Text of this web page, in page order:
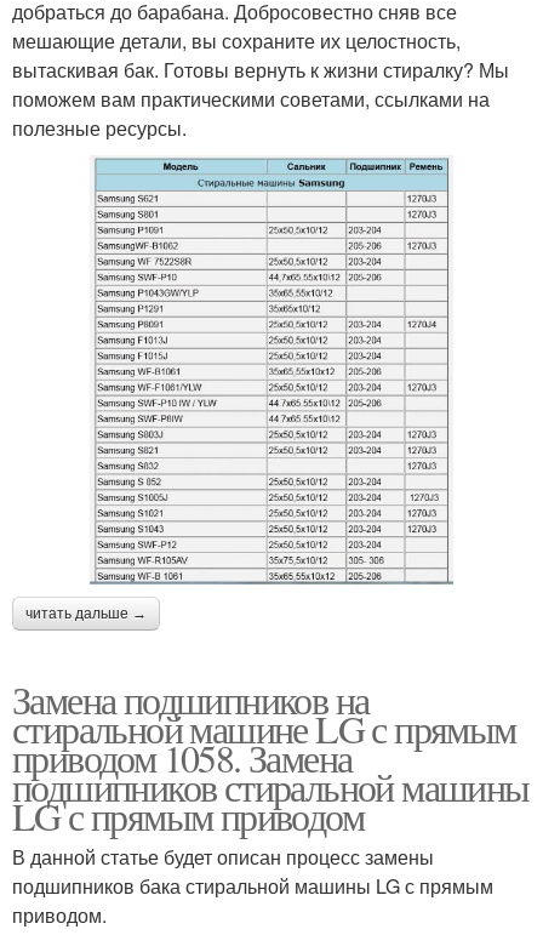
добраться до барабана. Добросовестно сняв все
мешающие детали, вы сохраните их целостность,
вытаскивая бак. Готовы вернуть к жизни стиралку? Мы
поможем вам практическими советами, ссылками на
полезные ресурсы.
читать дальше →
Замена подшипников на
стиральной машине LG с прямым
приводом 1058. Замена
подшипников стиральной машины
LG с прямым приводом
В данной статье будет описан процесс замены
подшипников бака стиральной машины LG с прямым
приводом.